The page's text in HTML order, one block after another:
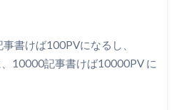
書けば100PVになるし、
10000記事書けば10000PV に